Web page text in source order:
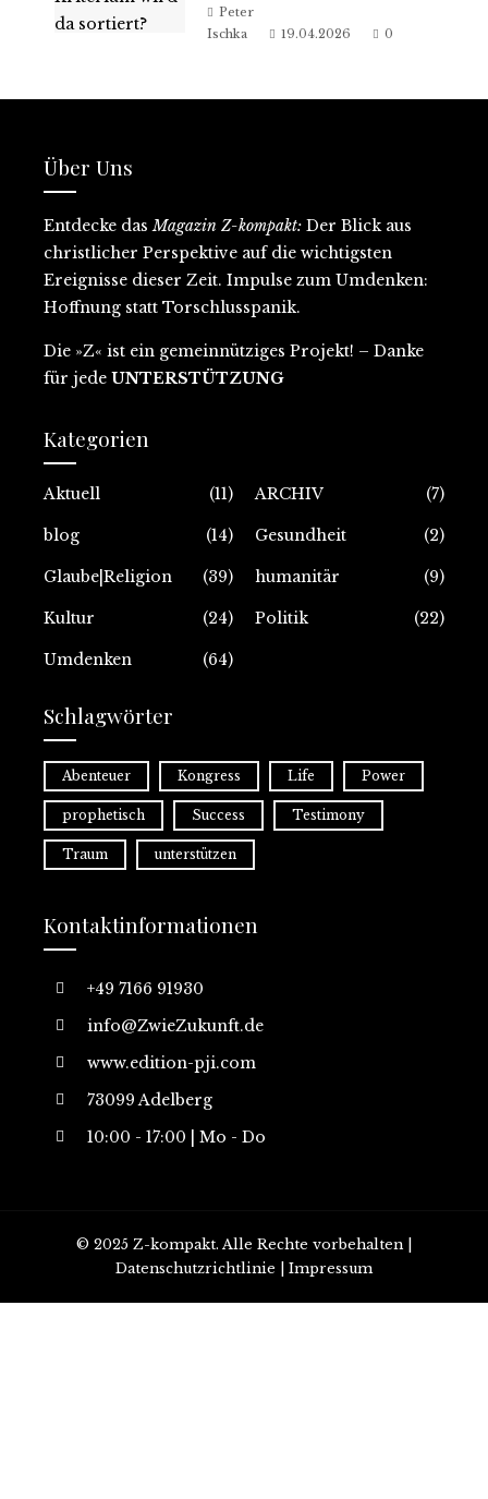
Peter
Ischka
19.04.2026 0
Über Uns
Entdecke dasMagazin Z-kompakt: Der Blick aus
christlicher Perspektive aufdie wichtigsten
Ereignisse dieser Zeit. Impulse zum Umdenken:
Hoffnung statt Torschlusspanik.
Die »Z« ist ein gemeinnütziges Projekt! – Danke
für jede UNTERSTÜTZUNG
Kategorien
Aktuell (11) ARCHIV (7)
blog (14) Gesundheit (2)
Glaube|Religion (39) humanitär (9)
Kultur (24) Politik (22)
Umdenken (64)
Schlagwörter
Abenteuer Kongress Life Power
prophetisch Success Testimony
Traum unterstützen
Kontaktinformationen
+49 7166 91930
info@ZwieZukunft.de
www.edition-pji.com
73099 Adelberg
10:00 - 17:00 | Mo - Do
© 2025 Z-kompakt. Alle Rechte vorbehalten |
Datenschutzrichtlinie | Impressum